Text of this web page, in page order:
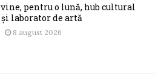
pentru o lună, hub cultural
laborator de artă
8 august 2026